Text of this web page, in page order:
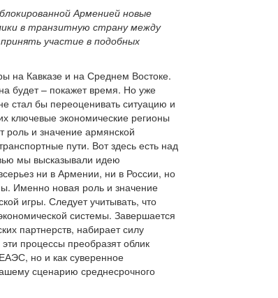
Арменией новые
в транзитную страну между
участие в подобных
на Кавказе и на Среднем Востоке.
будет – покажет время. Но уже
стал бы переоценивать ситуацию и
ключевые экономические регионы
роль и значение армянской
пути. Вот здесь есть над
мы высказывали идею
ни в Армении, ни в России, но
Именно новая роль и значение
игры. Следует учитывать, что
системы. Завершается
партнерств, набирает силу
процессы преобразят облик
но и как суверенное
сценарию среднесрочного